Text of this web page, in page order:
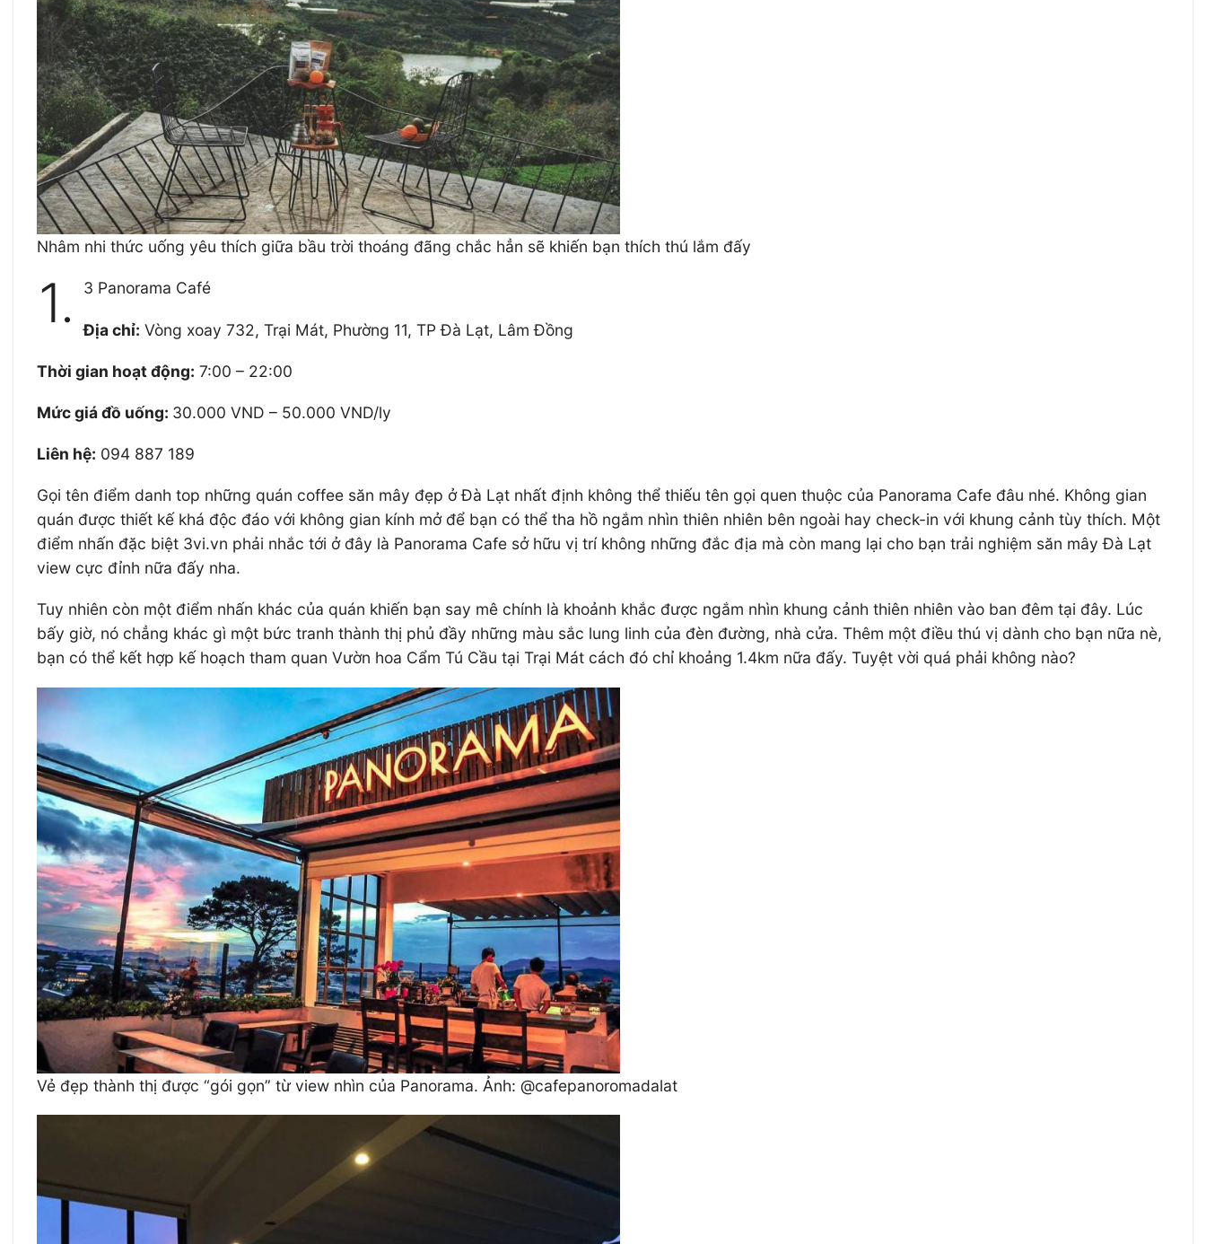
Nhâm nhi thức uống yêu thích giữa bầu trời thoáng đãng chắc hẳn sẽ khiến bạn thích thú lắm đấy
1. 3 Panorama Café
Địa chỉ: Vòng xoay 732, Trại Mát, Phường 11, TP Đà Lạt, Lâm Đồng
Thời gian hoạt động: 7:00 – 22:00
Mức giá đồ uống: 30.000 VND – 50.000 VND/ly
Liên hệ: 094 887 189
Gọi tên điểm danh top những quán coffee săn mây đẹp ở Đà Lạt nhất định không thể thiếu tên gọi quen thuộc của Panorama Cafe đâu nhé. Không gian
quán được thiết kế khá độc đáo với không gian kính mở để bạn có thể tha hồ ngắm nhìn thiên nhiên bên ngoài hay check-in với khung cảnh tùy thích. Một
điểm nhấn đặc biệt 3vi.vn phải nhắc tới ở đây là Panorama Cafe sở hữu vị trí không những đắc địa mà còn mang lại cho bạn trải nghiệm săn mây Đà Lạt
view cực đỉnh nữa đấy nha.
Tuy nhiên còn một điểm nhấn khác của quán khiến bạn say mê chính là khoảnh khắc được ngắm nhìn khung cảnh thiên nhiên vào ban đêm tại đây. Lúc
bấy giờ, nó chẳng khác gì một bức tranh thành thị phủ đầy những màu sắc lung linh của đèn đường, nhà cửa. Thêm một điều thú vị dành cho bạn nữa nè,
bạn có thể kết hợp kế hoạch tham quan Vườn hoa Cẩm Tú Cầu tại Trại Mát cách đó chỉ khoảng 1.4km nữa đấy. Tuyệt vời quá phải không nào?
Vẻ đẹp thành thị được “gói gọn” từ view nhìn của Panorama. Ảnh: @cafepanoromadalat